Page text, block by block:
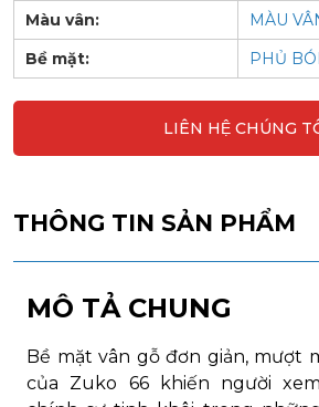
Màu vân:
MÀU
Bề mặt:
PHỦ
LIÊN HỆ CHÚNG
THÔNG TIN SẢN PHẨM
MÔ TẢ CHUNG
Bề mặt vân gỗ đơn giản, mượt
của Zuko 66 khiến người